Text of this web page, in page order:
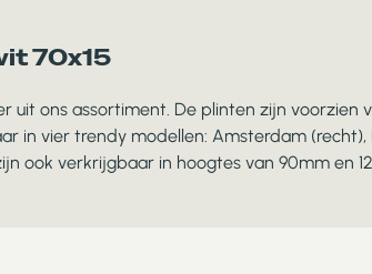
70x15
ons assortiment. De plinten zijn voorzien
in vier trendy modellen: Amsterdam
ook verkrijgbaar in hoogtes van 90mm en